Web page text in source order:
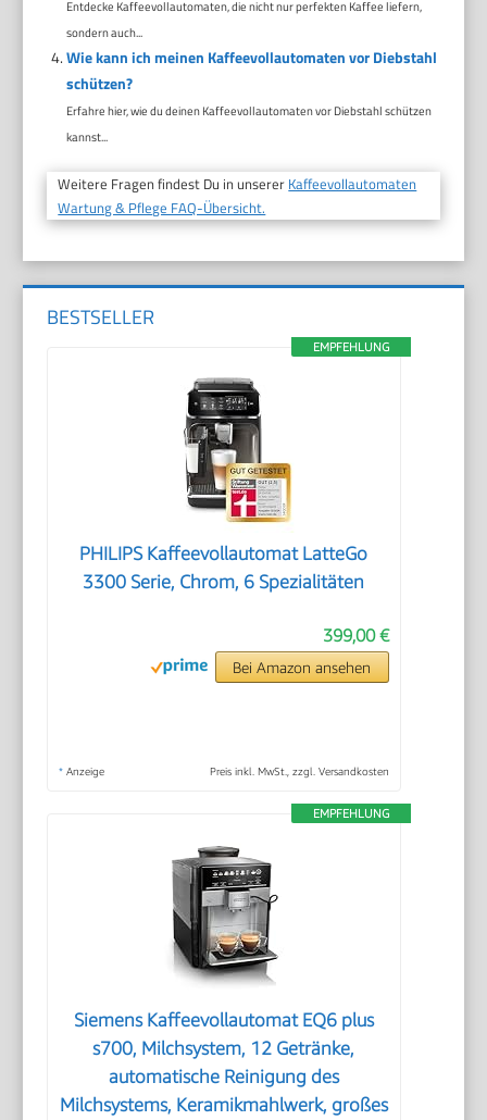
Entdecke Kaffeevollautomaten, die nicht nur perfekten Kaffee liefern,
sondern auch...
Wie kann ich meinen Kaffeevollautomaten vor Diebstahl
schützen?
Erfahre hier, wie du deinen Kaffeevollautomaten vor Diebstahl schützen
kannst...
Weitere Fragen findest Du in unserer Kaffeevollautomaten
Wartung & Pflege FAQ-Übersicht.
BESTSELLER
EMPFEHLUNG
PHILIPS Kaffeevollautomat LatteGo
3300 Serie, Chrom, 6 Spezialitäten
399,00 €
Bei Amazon ansehen
* Anzeige Preis inkl. MwSt., zzgl. Versandkosten
EMPFEHLUNG
Siemens Kaffeevollautomat EQ6 plus
s700, Milchsystem, 12 Getränke,
automatische Reinigung des
Milchsystems, Keramikmahlwerk, großes